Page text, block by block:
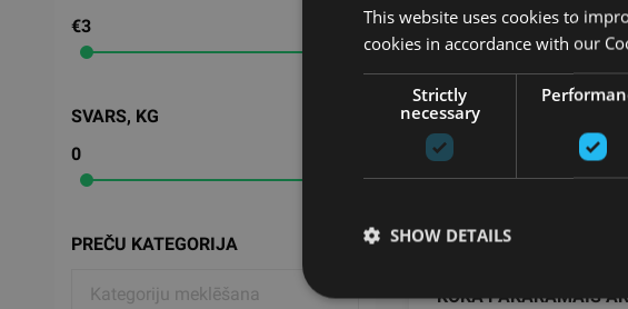
€3
SVARS, KG
0
PREČU KATEGORIJA
KOKA PAKARAMAIS AR
This website uses cookies to
cookies in accordance with our
Strictly
necessary
SHOW DETAILS